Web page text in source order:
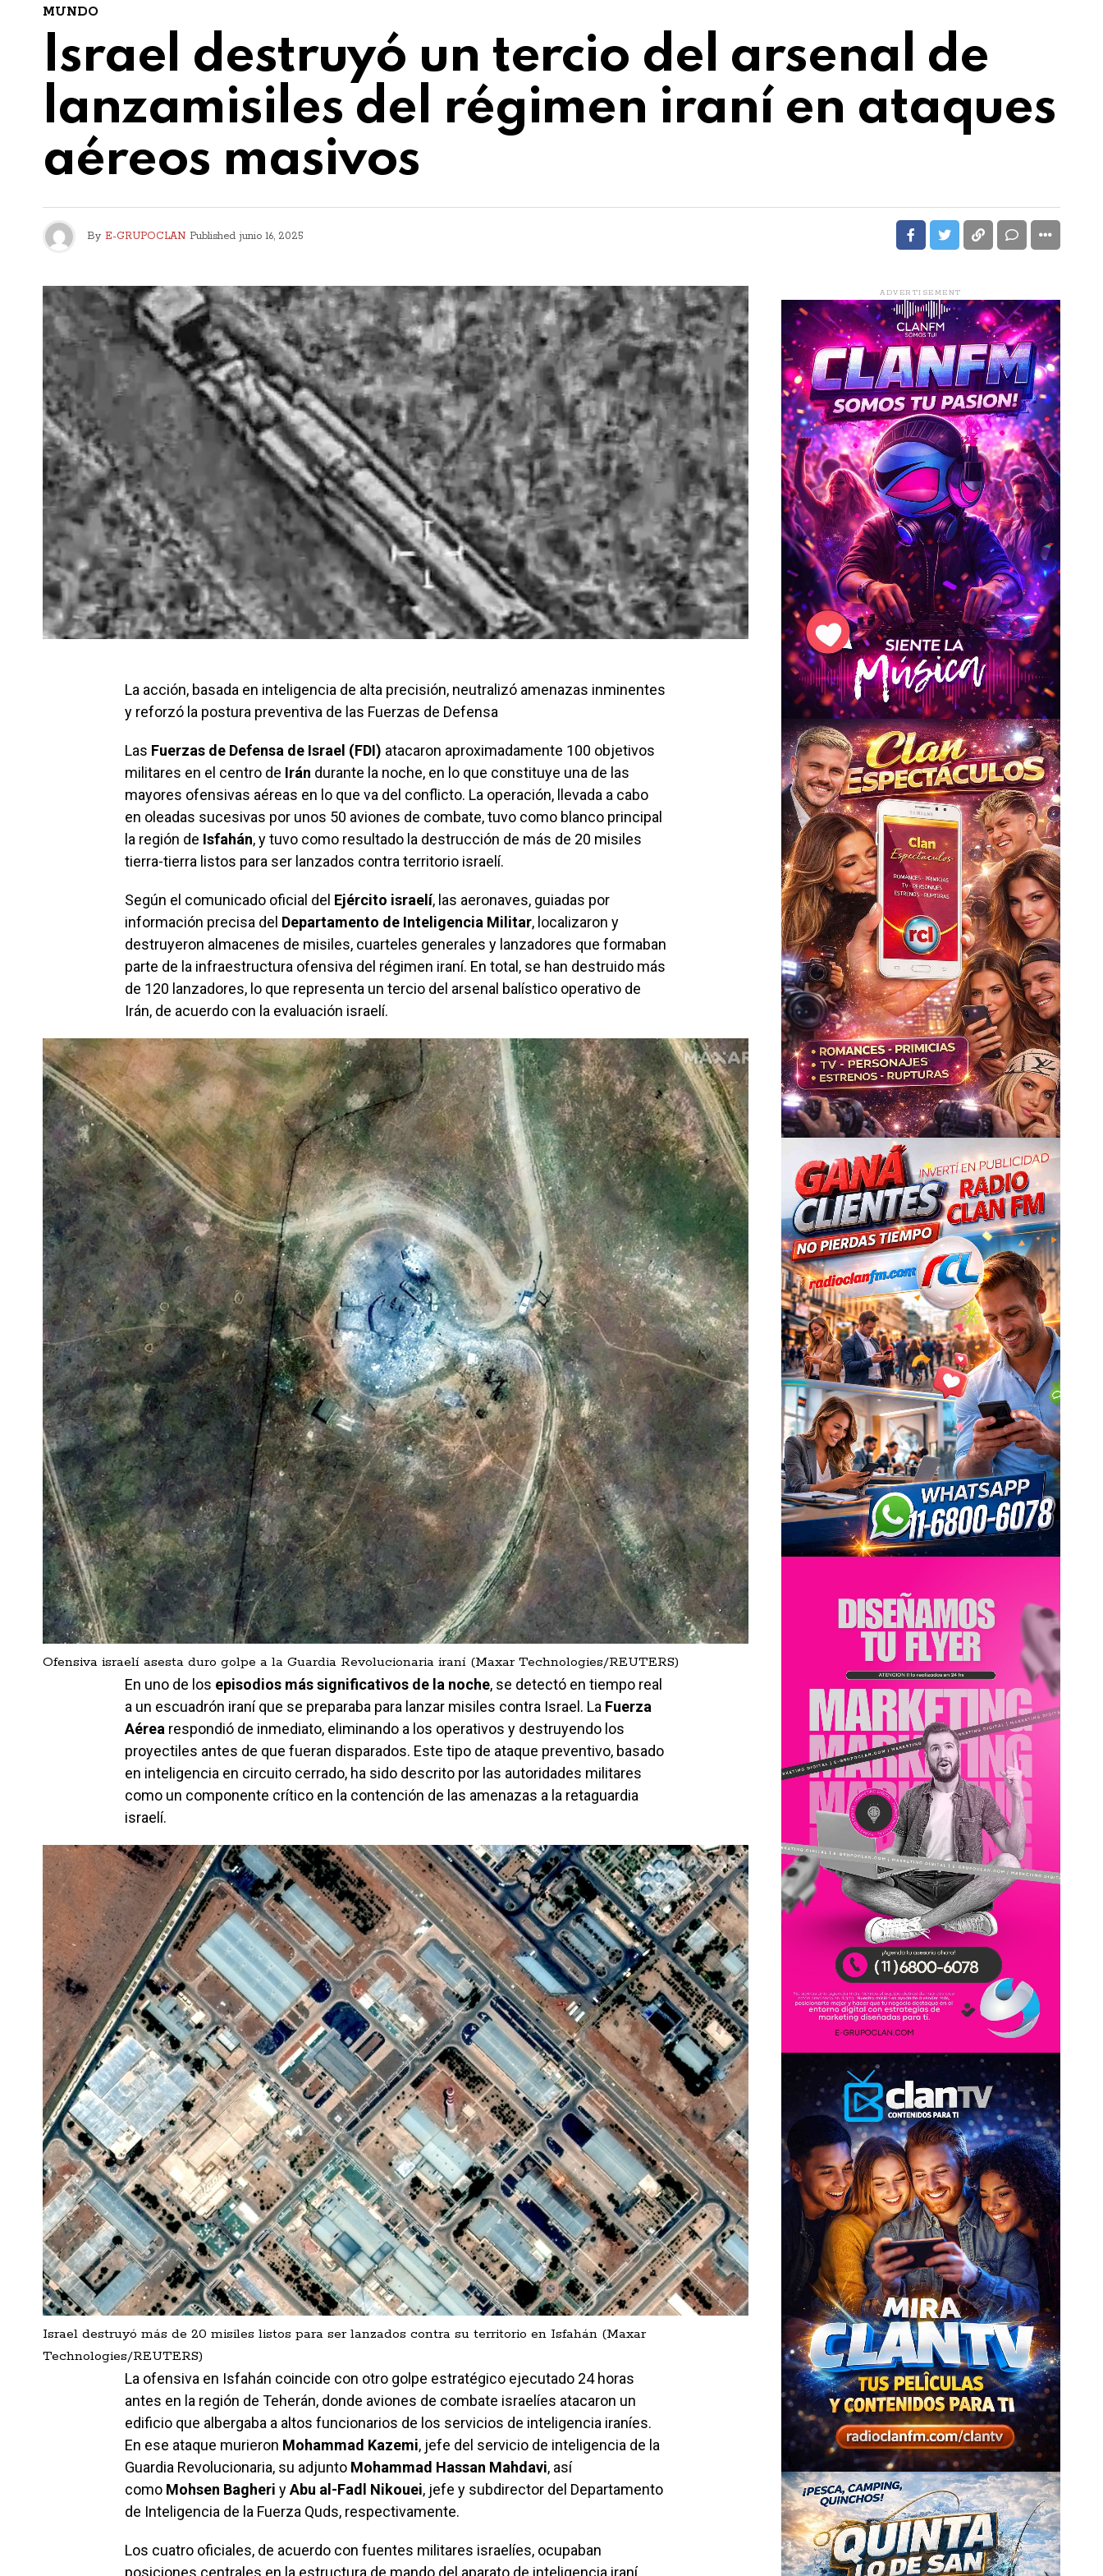
MUNDO
Israel destruyó un tercio del arsenal de
lanzamisiles del régimen iraní en ataques
aéreos masivos
By E-GRUPOCLAN Published junio 16, 2025
La acción, basada en inteligencia de alta precisión, neutralizó amenazas inminentes
y reforzó la postura preventiva de las Fuerzas de Defensa
Las Fuerzas de Defensa de Israel (FDI) atacaron aproximadamente 100 objetivos
militares en el centro de Irán durante la noche, en lo que constituye una de las
mayores ofensivas aéreas en lo que va del conflicto. La operación, llevada a cabo
en oleadas sucesivas por unos 50 aviones de combate, tuvo como blanco principal
la región de Isfahán, y tuvo como resultado la destrucción de más de 20 misiles
tierra-tierra listos para ser lanzados contra territorio israelí.
Según el comunicado oficial del Ejército israelí, las aeronaves, guiadas por
información precisa del Departamento de Inteligencia Militar, localizaron y
destruyeron almacenes de misiles, cuarteles generales y lanzadores que formaban
parte de la infraestructura ofensiva del régimen iraní. En total, se han destruido más
de 120 lanzadores, lo que representa un tercio del arsenal balístico operativo de
Irán, de acuerdo con la evaluación israelí.
Ofensiva israelí asesta duro golpe a la Guardia Revolucionaria iraní (Maxar Technologies/REUTERS)
En uno de los episodios más significativos de la noche, se detectó en tiempo real
a un escuadrón iraní que se preparaba para lanzar misiles contra Israel. La Fuerza
Aérea respondió de inmediato, eliminando a los operativos y destruyendo los
proyectiles antes de que fueran disparados. Este tipo de ataque preventivo, basado
en inteligencia en circuito cerrado, ha sido descrito por las autoridades militares
como un componente crítico en la contención de las amenazas a la retaguardia
israelí.
Israel destruyó más de 20 misiles listos para ser lanzados contra su territorio en Isfahán (Maxar
Technologies/REUTERS)
La ofensiva en Isfahán coincide con otro golpe estratégico ejecutado 24 horas
antes en la región de Teherán, donde aviones de combate israelíes atacaron un
edificio que albergaba a altos funcionarios de los servicios de inteligencia iraníes.
En ese ataque murieron Mohammad Kazemi, jefe del servicio de inteligencia de la
Guardia Revolucionaria, su adjunto Mohammad Hassan Mahdavi, así
como Mohsen Bagheri yAbu al-Fadl Nikouei, jefe y subdirector del Departamento
de Inteligencia de la Fuerza Quds, respectivamente.
Los cuatro oficiales, de acuerdo con fuentes militares israelíes, ocupaban
posiciones centrales en la estructura de mando del aparato de inteligencia iraní.
ADVERTISEMENT